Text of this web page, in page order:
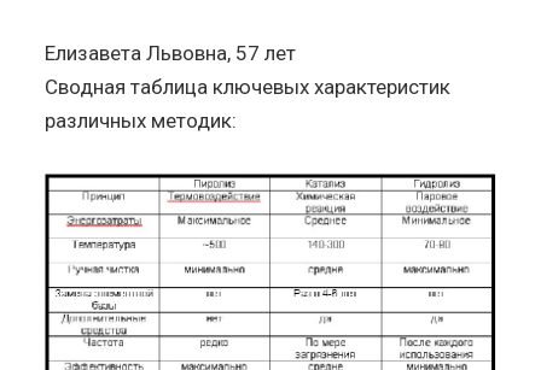
Елизавета Львовна, 57 лет
Сводная таблица ключевых характеристик
различных методик: